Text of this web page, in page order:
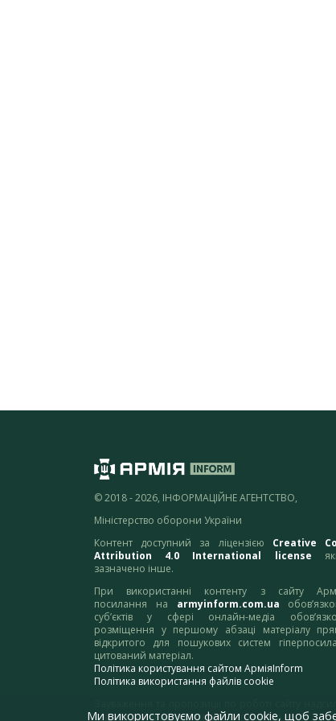
© 2018 - 2026, ІНФОРМАЦІЙНЕ АГЕНТСТВО,
Міністерство оборони України
Контент доступний за ліцензією Creative
Attribution 4.0 International license
зазначено інше.
При використанні контенту з сайту
посилання на armyinform.com.ua
суб’єктів у сфері онлайн-медіа
розміщення у першому абзаці матеріалу
відкритого для пошукових систем
цитований матеріал.
Політика користування сайтом АрміяInform
Політика використання файлів cookie
адресу:webmaster@armyinform.com.ua
Ми використовуємо файли cookie, щоб